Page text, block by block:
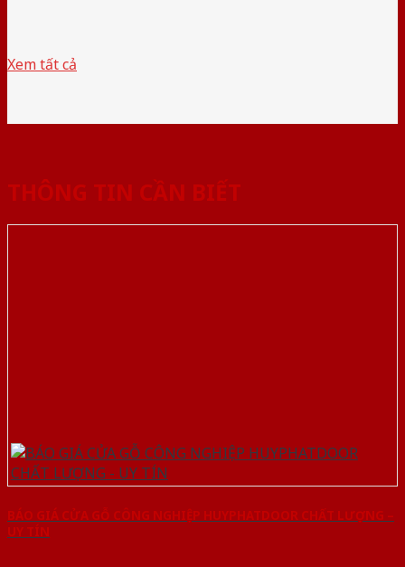
Xem tất cả
THÔNG TIN CẦN BIẾT
BÁO GIÁ CỬA GỖ CÔNG NGHIỆP HUYPHATDOOR CHẤT LƯỢNG –
UY TÍN